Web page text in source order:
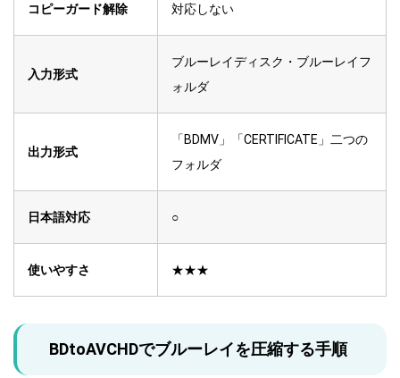
コピーガード解除 対応しない
入力形式
ブルーレイディスク・ブルーレイフ
ォルダ
出力形式
「BDMV」「CERTIFICATE」二つの
フォルダ
日本語対応 ○
使いやすさ ★★★
BDtoAVCHDでブルーレイを圧縮する手順